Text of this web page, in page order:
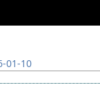
01-10